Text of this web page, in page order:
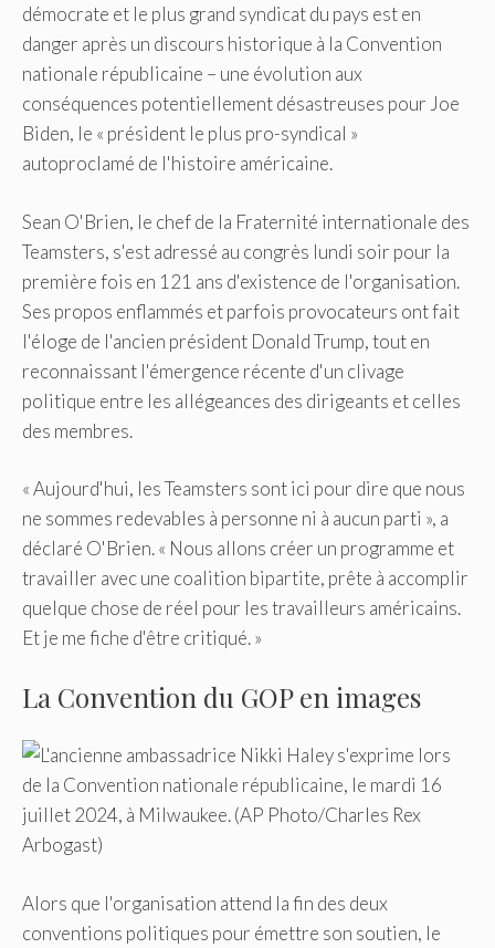
démocrate et le plus grand syndicat du pays est en
danger après un discours historique à la Convention
nationale républicaine – une évolution aux
conséquences potentiellement désastreuses pour Joe
Biden, le « président le plus pro-syndical »
autoproclamé de l'histoire américaine.
Sean O'Brien, le chef de la Fraternité internationale des
Teamsters, s'est adressé au congrès lundi soir pour la
première fois en 121 ans d'existence de l'organisation.
Ses propos enflammés et parfois provocateurs ont fait
l'éloge de l'ancien président Donald Trump, tout en
reconnaissant l'émergence récente d'un clivage
politique entre les allégeances des dirigeants et celles
des membres.
« Aujourd'hui, les Teamsters sont ici pour dire que nous
ne sommes redevables à personne ni à aucun parti », a
déclaré O'Brien. « Nous allons créer un programme et
travailler avec une coalition bipartite, prête à accomplir
quelque chose de réel pour les travailleurs américains.
Et je me fiche d'être critiqué. »
La Convention du GOP en images
Alors que l'organisation attend la fin des deux
conventions politiques pour émettre son soutien, le